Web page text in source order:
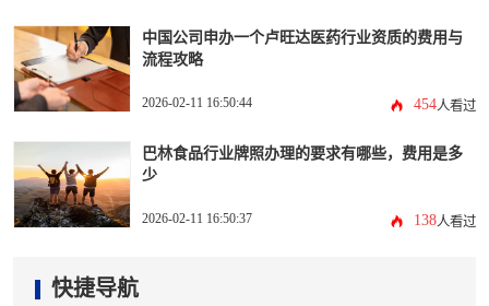
中国公司申办一个卢旺达医药行业资质的费用与
流程攻略
2026-02-11 16:50:44 454人看过
巴林食品行业牌照办理的要求有哪些，费用是多
少
2026-02-11 16:50:37 138人看过
快捷导航